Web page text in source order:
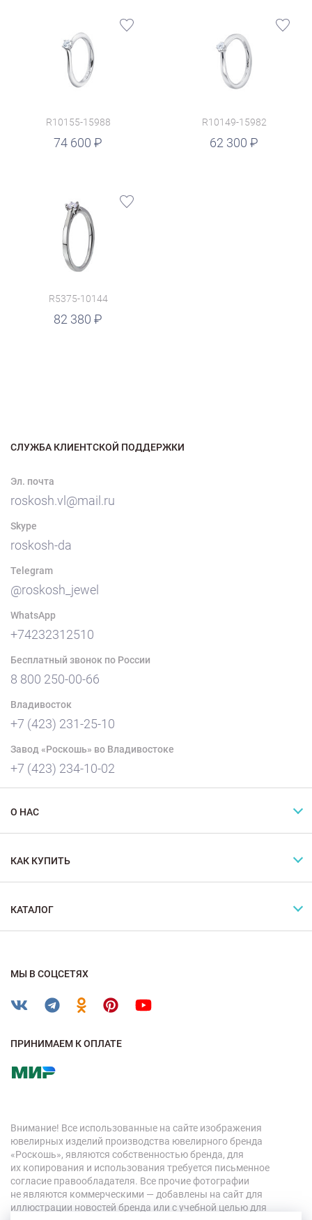
R10155-15988
74 600
R10149-15982
62 300
R5375-10144
82 380
СЛУЖБА КЛИЕНТСКОЙ ПОДДЕРЖКИ
Эл. почта
roskosh.vl@mail.ru
Skype
roskosh-da
Telegram
@roskosh_jewel
WhatsApp
+74232312510
Бесплатный звонок по России
8 800 250-00-66
Владивосток
+7 (423) 231-25-10
Завод «Роскошь» во Владивостоке
+7 (423) 234-10-02
О НАС
КАК КУПИТЬ
КАТАЛОГ
МЫ В СОЦСЕТЯХ
ПРИНИМАЕМ К ОПЛАТЕ
Внимание! Все использованные на сайте изображения
ювелирных изделий производства ювелирного бренда
«Роскошь», являются собственностью бренда, для
их копирования и использования требуется письменное
согласие правообладателя. Все прочие фотографии
не являются коммерческими — добавлены на сайт для
иллюстрации новостей бренда или с учебной целью для